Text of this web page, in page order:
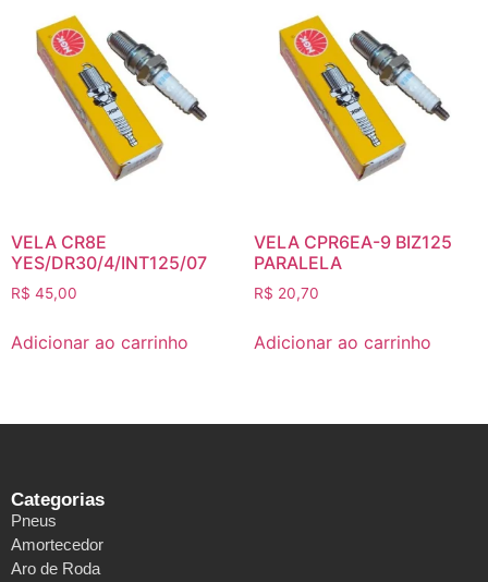
VELA CR8E
YES/DR30/4/INT125/07
R$ 45,00
Adicionar ao carrinho
VELA CPR6EA-9 BIZ125
PARALELA
R$ 20,70
Adicionar ao carrinho
Categorias
Pneus
Amortecedor
Aro de Roda